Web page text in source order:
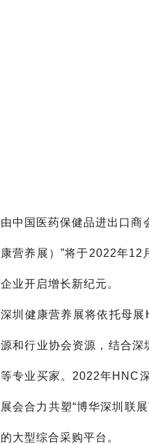
由中国医药保健品进出口商
康营养展）”将于2022年
企业开启增长新纪元。
深圳健康营养展将依托母
源和行业协会资源，结合
等专业买家。2022年HNC
展会合力共塑“博华深圳联
的大型综合采购平台。